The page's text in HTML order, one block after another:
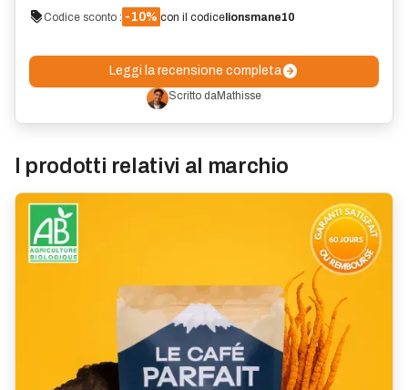
Codice sconto : -10% con il codicelionsmane10
Leggi la recensione completa
Scritto daMathisse
I prodotti relativi al marchio